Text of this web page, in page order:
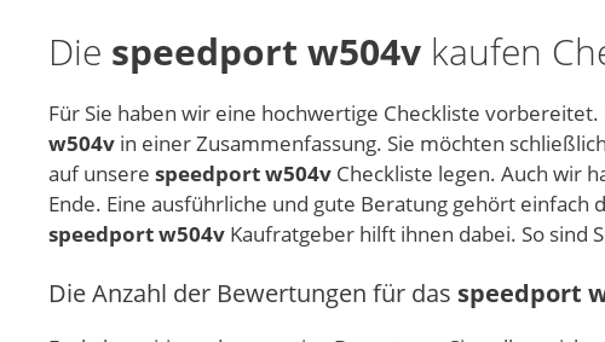
Die speedport w504v kaufen
Für Sie haben wir eine hochwertige Checkliste
w504v in einer Zusammenfassung. Sie möchten
auf unsere speedport w504v Checkliste legen. Auch wir
Ende. Eine ausführliche und gute Beratung gehört einfach
speedport w504v Kaufratgeber hilft ihnen dabei. So sind
Die Anzahl der Bewertungen für das speedport